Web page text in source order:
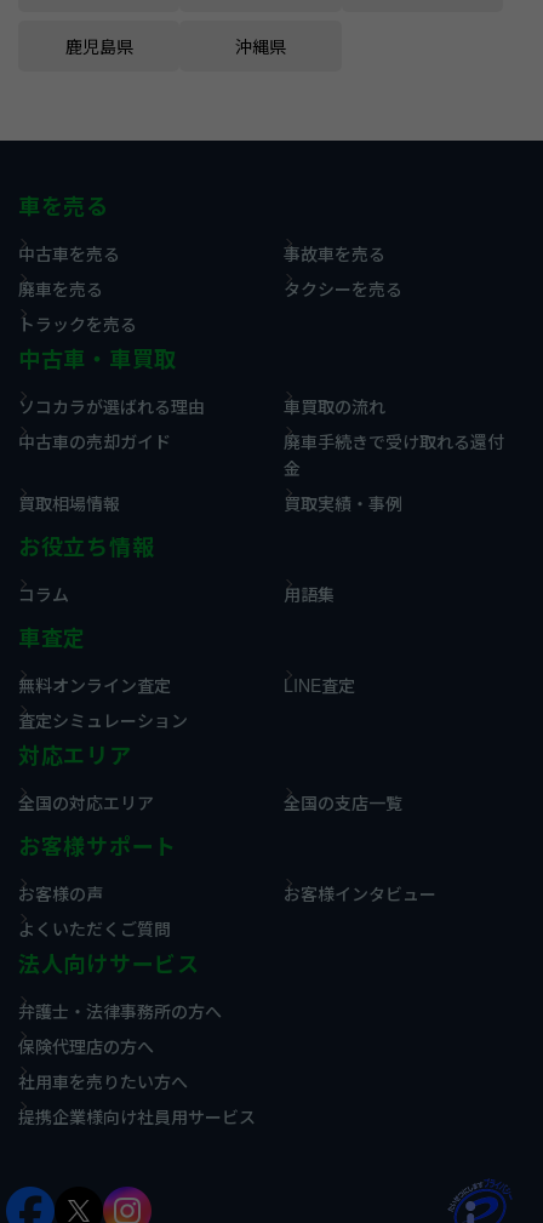
鹿児島県 沖縄県
車を売る
中古車を売る
事故車を売る
廃車を売る
タクシーを売る
トラックを売る
中古車・車買取
ソコカラが選ばれる理由
車買取の流れ
中古車の売却ガイド
廃車手続きで受け取れる還付
金
買取相場情報
買取実績・事例
お役立ち情報
コラム 用語集
車査定
無料オンライン査定
LINE査定
査定シミュレーション
対応エリア
全国の対応エリア 全国の支店一覧
お客様サポート
お客様の声
お客様インタビュー
よくいただくご質問
法人向けサービス
弁護士・法律事務所の方へ
保険代理店の方へ
社用車を売りたい方へ
提携企業様向け社員用サービス